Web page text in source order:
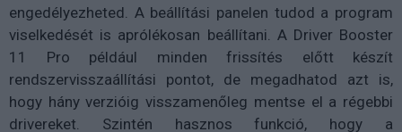
engedélyezheted. A beállítási panelen tudod a program
viselkedését is aprólékosan beállítani. A Driver Booster
11 Pro például minden frissítés előtt készít
rendszervisszaállítási pontot, de megadhatod azt is,
hogy hány verzióig visszamenőleg mentse el a régebbi
drivereket. Szintén hasznos funkció, hogy a